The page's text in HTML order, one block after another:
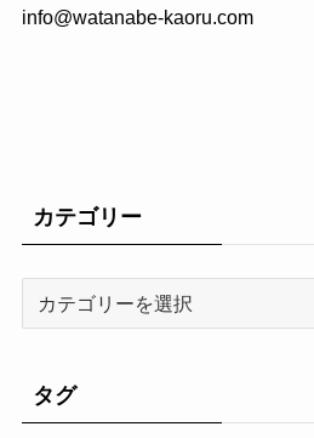
info@watanabe-kaoru.com
カテゴリー
タグ